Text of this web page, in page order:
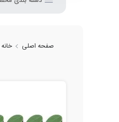
صفحه اصلی